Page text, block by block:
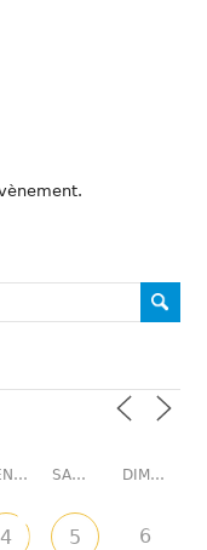
VENDREDI SAMEDI DIMANCHE
4 5 6